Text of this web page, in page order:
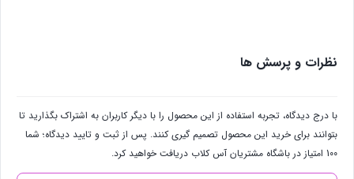
نظرات و پرسش ها
با درج دیدگاه، تجربه استفاده از این محصول را با دیگر کاربران به اشتراک بگذارید تا
بتوانند برای خرید این محصول تصمیم گیری کنند. پس از ثبت و تایید دیدگاه؛ شما
100 امتیاز در باشگاه مشتریان آس کلاب دریافت خواهید کرد.